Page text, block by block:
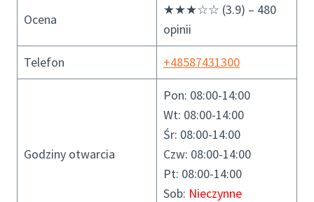
Ocena
★★★☆☆ (3.9) – 480
opinii
Telefon +48587431300
Godziny otwarcia
Pon: 08:00-14:00
Wt: 08:00-14:00
Śr: 08:00-14:00
Czw: 08:00-14:00
Pt: 08:00-14:00
Sob: Nieczynne